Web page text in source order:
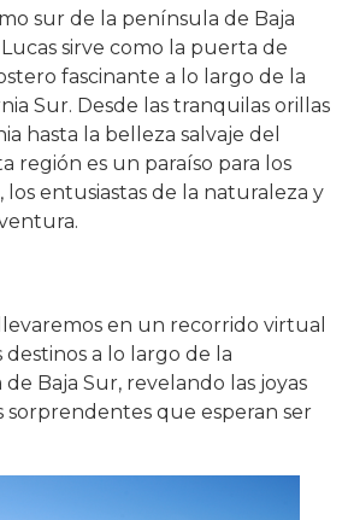
sur de la península de Baja
sirve como la puerta de
fascinante a lo largo de la
Sur. Desde las tranquilas orillas
hasta la belleza salvaje del
región es un paraíso para los
los entusiastas de la naturaleza y
en un recorrido virtual
a lo largo de la
Baja Sur, revelando las joyas
sorprendentes que esperan ser